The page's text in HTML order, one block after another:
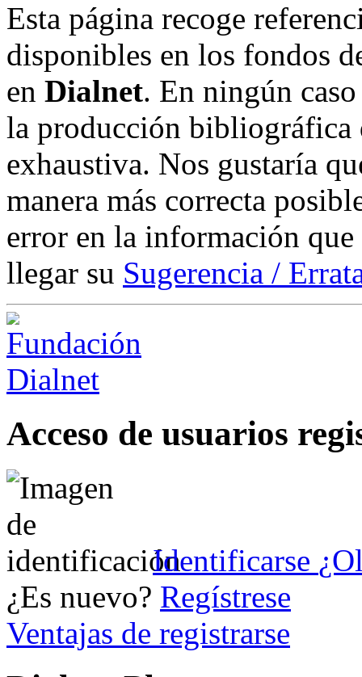
Esta página recoge
disponibles en los fondos
en Dialnet. En ningún
la producción bibliográfica
exhaustiva. Nos gustaría
manera más correcta
error en la información
llegar su Sugerencia /
Acceso de usuarios
Identificarse
¿Es nuevo? Regístrese
Ventajas de registrarse